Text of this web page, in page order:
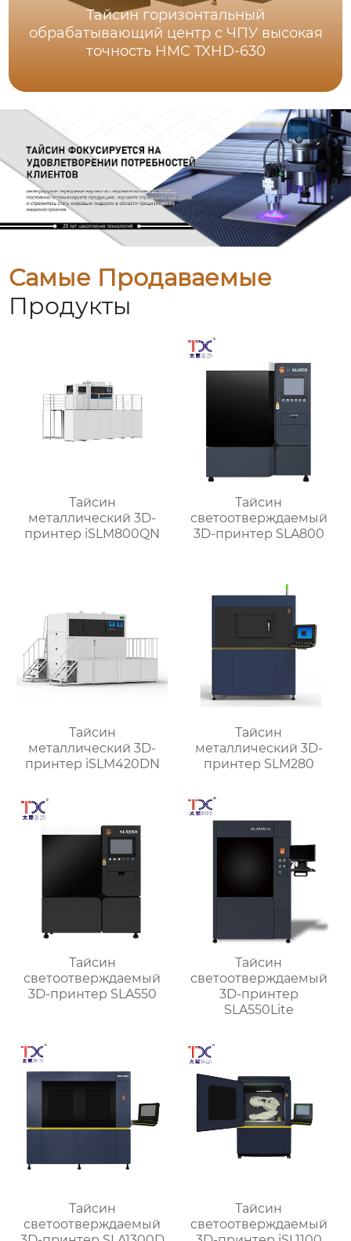
Тайсин горизонтальный
обрабатывающий центр с ЧПУ высокая
точность HMC TXHD-630
Самые Продаваемые
Продукты
Тайсин
металлический 3D-
принтер iSLM800QN
Тайсин
светоотверждаемый
3D-принтер SLA800
Тайсин
металлический 3D-
принтер iSLM420DN
Тайсин
металлический 3D-
принтер SLM280
Тайсин
светоотверждаемый
3D-принтер SLA550
Тайсин
светоотверждаемый
3D-принтер
SLA550Lite
Тайсин
светоотверждаемый
Тайсин
светоотверждаемый